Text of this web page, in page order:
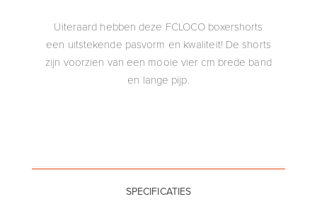
Uiteraard hebben deze FCLOCO boxershorts
een uitstekende pasvorm en kwaliteit! De shorts
zijn voorzien van een mooie vier cm brede band
en lange pijp.
SPECIFICATIES